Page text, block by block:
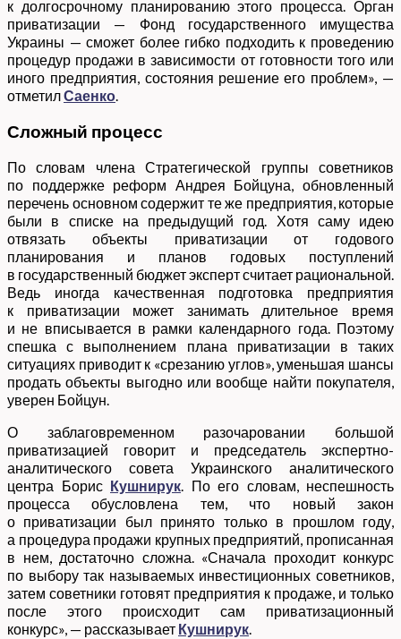
к долгосрочному планированию этого процесса. Орган
приватизации — Фонд государственного имущества
Украины — сможет более гибко подходить к проведению
процедур продажи в зависимости от готовности того или
иного предприятия, состояния решение его проблем», —
отметилСаенко.
Сложный процесс
По словам члена Стратегической группы советников
по поддержке реформ Андрея Бойцуна, обновленный
перечень основном содержит те же предприятия, которые
были в списке на предыдущий год. Хотя саму идею
отвязать объекты приватизации от годового
планирования и планов годовых поступлений
в государственный бюджет эксперт считает рациональной.
Ведь иногда качественная подготовка предприятия
к приватизации может занимать длительное время
и не вписывается в рамки календарного года. Поэтому
спешка с выполнением плана приватизации в таких
ситуациях приводит к «срезанию углов», уменьшая шансы
продать объекты выгодно или вообще найти покупателя,
уверен Бойцун.
О заблаговременном разочаровании большой
приватизацией говорит и председатель экспертно-
аналитического совета Украинского аналитического
центра Борис Кушнирук. По его словам, неспешность
процесса обусловлена тем, что новый закон
о приватизации был принято только в прошлом году,
а процедура продажи крупных предприятий, прописанная
в нем, достаточно сложна. «Сначала проходит конкурс
по выбору так называемых инвестиционных советников,
затем советники готовят предприятия к продаже, и только
после этого происходит сам приватизационный
конкурс», — рассказывает Кушнирук.